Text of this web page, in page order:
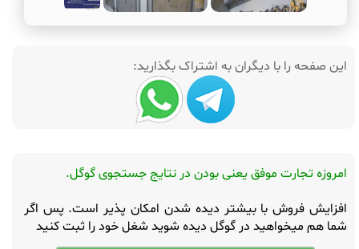
این صفحه را با دیگران به اشتراک بگذارید:
امروزه تجارت موفق یعنی بودن در نتایج جستجوی گوگل.
افزایش فروش با بیشتر دیده شدن امکان پذیر است. پس اگر
شما هم میخواهید در گوگل دیده شوید شغل خود را ثبت کنید